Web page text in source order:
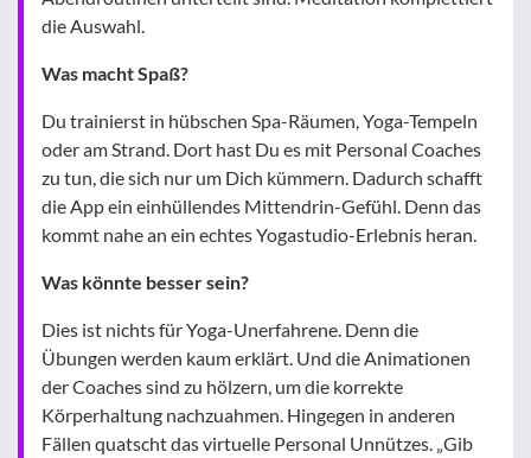
die Auswahl.
Was macht Spaß?
Du trainierst in hübschen Spa-Räumen, Yoga-Tempeln
oder am Strand. Dort hast Du es mit Personal Coaches
zu tun, die sich nur um Dich kümmern. Dadurch schafft
die App ein einhüllendes Mittendrin-Gefühl. Denn das
kommt nahe an ein echtes Yogastudio-Erlebnis heran.
Was könnte besser sein?
Dies ist nichts für Yoga-Unerfahrene. Denn die
Übungen werden kaum erklärt. Und die Animationen
der Coaches sind zu hölzern, um die korrekte
Körperhaltung nachzuahmen. Hingegen in anderen
Fällen quatscht das virtuelle Personal Unnützes. „Gib